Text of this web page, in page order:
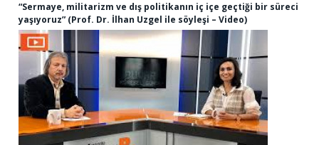
“Sermaye, militarizm ve dış politikanın iç içe geçtiği bir süreci
yaşıyoruz” (Prof. Dr. İlhan Uzgel ile söyleşi – Video)